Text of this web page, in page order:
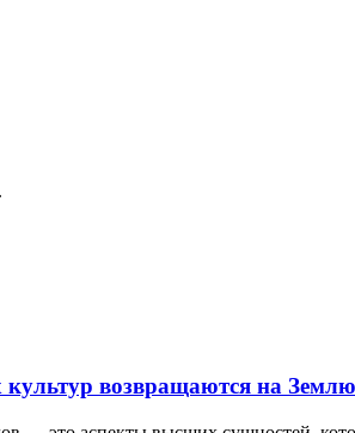
культур возвращаются на Землю